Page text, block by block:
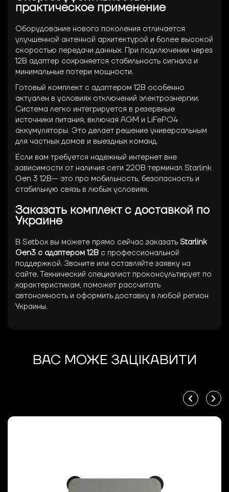
практическое применение
Оборудование нового поколения отличается
улучшенной антенной архитектурой и более высокой
скоростью передачи данных. При подключении через
12В адаптер сохраняется стабильность сигнала и
минимальные потери мощности.
Готовый комплект с адаптером 12В особенно
актуален в условиях отключений электроэнергии.
Система легко интегрируется в резервные
источники питания, включая AGM и LiFePO4
аккумуляторы. Это делает решение универсальным
для частных домов и выездных команд.
Если вам требуется надежный интернет вне
зависимости от наличия сети 220В терминал Starlink
Gen 3 12В— это про мобильность, безопасность и
стабильную связь в любых условиях.
Заказать комплект с доставкой по
Украине
В Setbox вы можете прямо сейчас заказать Starlink
Gen3 с адаптером 12В с профессиональной
поддержкой. Звоните или оставляйте заявку на
сайте. Технический специалист проконсультирует по
характеристикам, поможет рассчитать
автономность и оформить доставку в любой регион
Украины.
ВАС МОЖЕ ЗАЦІКАВИТИ